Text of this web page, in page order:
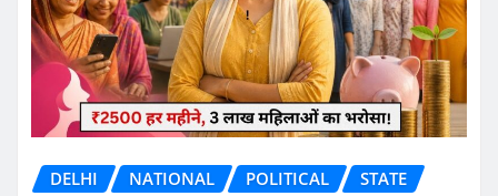
DELHI NATIONAL POLITICAL STATE